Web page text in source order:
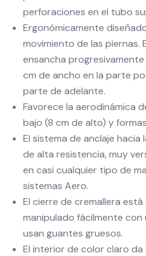
perforaciones en el tubo
Ergonómicamente
movimiento de las piernas.
ensancha
cm de ancho en la parte
parte de adelante.
Favorece la aerodinámica
bajo (8 cm de alto) y
El sistema de anclaje
de alta resistencia, muy
en casi cualquier tipo de
sistemas Aero.
El cierre de cremallera
manipulado fácilmente con
usan guantes gruesos.
El interior de color claro